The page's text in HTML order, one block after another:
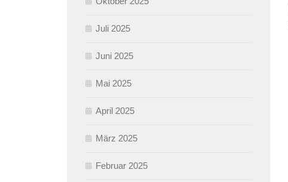
Juli 2025
Juni 2025
Mai 2025
April 2025
März 2025
Februar 2025